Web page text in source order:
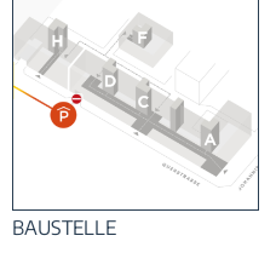
Zufahrt Ersatz-Tiefgarage_Praxisklinik
BAUSTELLE